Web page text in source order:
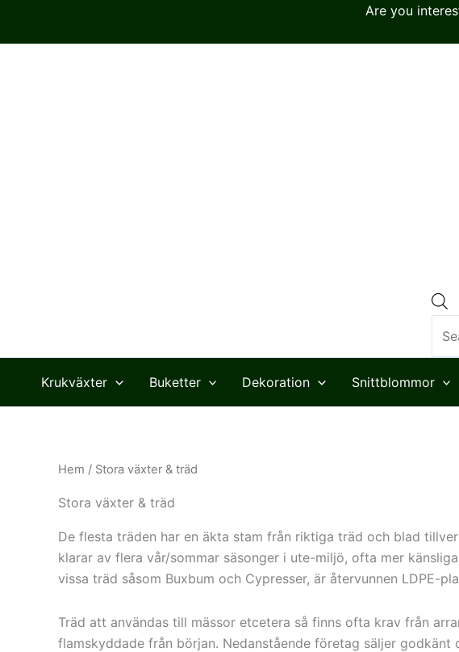
Are you
Krukväxter Buketter Dekoration Snittblommor
Hem / Stora växter & träd
Stora växter & träd
De flesta träden har en äkta stam från riktiga träd och blad
klarar av flera vår/sommar säsonger i ute-miljö, ofta mer
vissa träd såsom Buxbum och Cypresser, är återvunnen LDPE-
Träd att användas till mässor etcetera så finns ofta krav från
flamskyddade från början. Nedanstående företag säljer